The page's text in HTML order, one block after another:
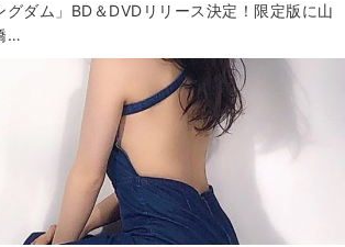
グダム」BD＆DVDリリース決定！限定版に山
…